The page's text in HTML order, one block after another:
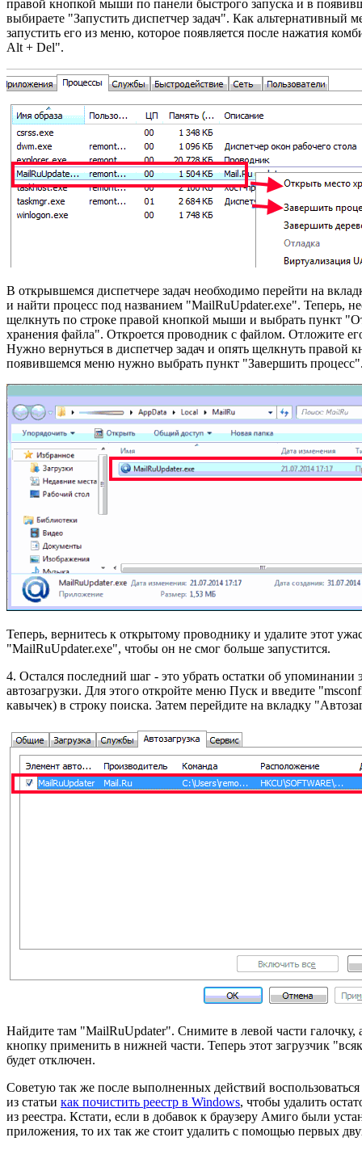
правой кнопкой мыши по панели быстрого запуска и в
выбираете "Запустить диспетчер задач". Как альтернативный
запустить его из меню, которое появляется после нажатия
Alt + Del".
В открывшемся диспетчере задач необходимо перейти на
и найти процесс под названием "MailRuUpdater.exe". Теперь,
щелкнуть по строке правой кнопкой мыши и выбрать пункт
хранения файла". Откроется проводник с файлом. Отложите
Нужно вернуться в диспетчер задач и опять щелкнуть
появившемся меню нужно выбрать пункт "Завершить
Теперь, вернитесь к открытому проводнику и удалите этот
"MailRuUpdater.exe", чтобы он не смог больше запустится.
4. Остался последний шаг - это убрать остатки об упоминании
автозагрузки. Для этого откройте меню Пуск и введите
кавычек) в строку поиска. Затем перейдите на вкладку
Найдите там "MailRuUpdater". Снимите в левой части галочку,
кнопку применить в нижней части. Теперь этот загрузчик
будет отключен.
Советую так же после выполненных действий
из статьи как почистить реестр в Windows, чтобы удалить
из реестра. Кстати, если в добавок к браузеру Амиго были
приложения, то их так же стоит удалить с помощью первых